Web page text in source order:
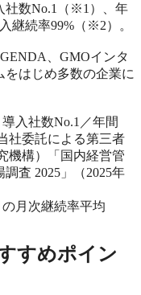
社数No.1（※1）、年
継続率99%（※2）。
、GMOインタ
はじめ多数の企業に
入社数No.1／年間
社委託による第三者
機構）「国内経営管
査 2025」（2025年
月次継続率平均
すめポイン